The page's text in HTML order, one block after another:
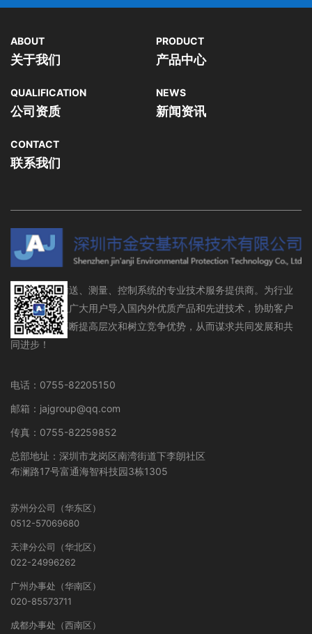
ABOUT
关于我们
PRODUCT
产品中心
QUALIFICATION
公司资质
NEWS
新闻资讯
CONTACT
联系我们
流体存储、输送、测量、控制系统的专业技术服务提供商。为行业
设备制造商及广大用户导入国内外优质产品和先进技术，协助客户
在行业领域不断提高层次和树立竞争优势，从而谋求共同发展和共
同进步！
电话：0755-82205150
邮箱：jajgroup@qq.com
传真：0755-82259852
总部地址：深圳市龙岗区南湾街道下李朗社区
布澜路17号富通海智科技园3栋1305
苏州分公司（华东区）
0512-57069680
天津分公司（华北区）
022-24996262
广州办事处（华南区）
020-85573711
成都办事处（西南区）